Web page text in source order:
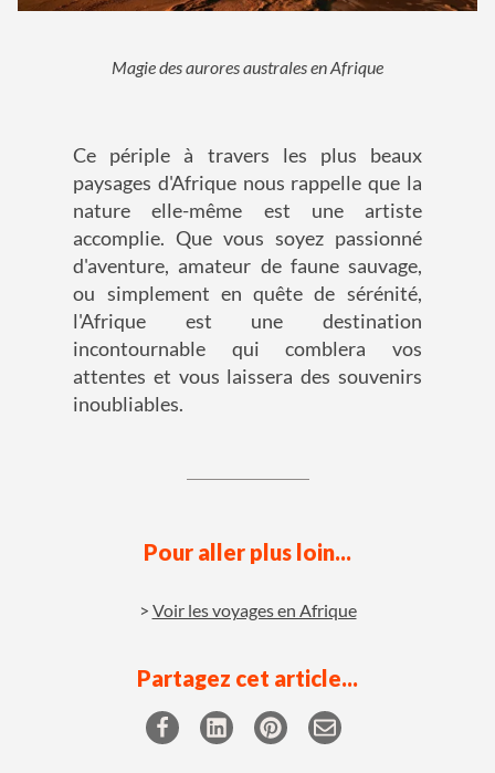
Magie des aurores australes en Afrique
Ce périple à travers les plus beaux
paysages d'Afrique nous rappelle que la
nature elle-même est une artiste
accomplie. Que vous soyez passionné
d'aventure, amateur de faune sauvage,
ou simplement en quête de sérénité,
l'Afrique est une destination
incontournable qui comblera vos
attentes et vous laissera des souvenirs
inoubliables.
Pour aller plus loin...
Voir les voyages en Afrique
Partagez cet article...